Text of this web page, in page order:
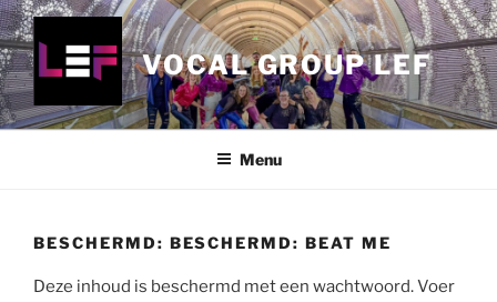
Ga
naar
de
inhoud
VOCAL GROUP LEF
Menu
BESCHERMD: BESCHERMD: BEAT ME
Deze inhoud is beschermd met een wachtwoord. Voer